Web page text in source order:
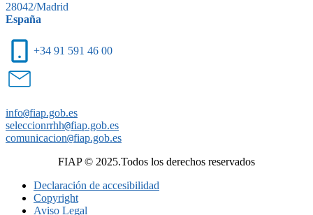
28042/Madrid
España
+34 91 591 46 00
info@fiap.gob.es
seleccionrrhh@fiap.gob.es
comunicacion@fiap.gob.es
FIAP © 2025.Todos los derechos reservados
Declaración de accesibilidad
Copyright
Aviso Legal